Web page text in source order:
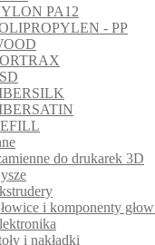
PA12
- PP
do drukarek 3D
i komponenty
i nakładki